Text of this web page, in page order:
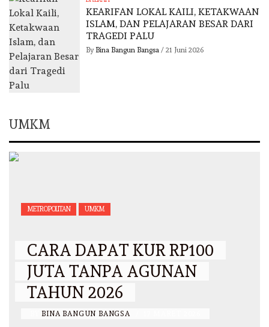
KEARIFAN LOKAL KAILI, KETAKWAAN
ISLAM, DAN PELAJARAN BESAR DARI
TRAGEDI PALU
By Bina Bangun Bangsa / 21 Juni 2026
UMKM
METROPOLITAN UMKM
CARA DAPAT KUR RP100
JUTA TANPA AGUNAN
TAHUN 2026
BINA BANGUN BANGSA